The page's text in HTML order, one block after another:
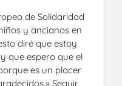
de Solidaridad
y ancianos en
diré que estoy
que espero que el
es un placer
Seguir